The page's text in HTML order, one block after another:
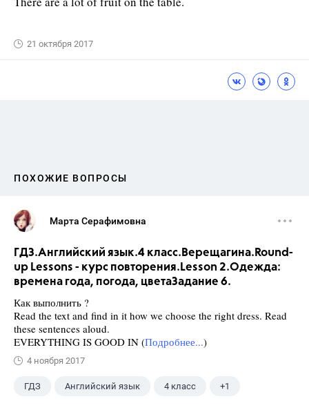
21 октября 2017
ПОХОЖИЕ ВОПРОСЫ
Марта Серафимовна
ГДЗ.Английский язык.4 класс.Верещагина.Round-
up Lessons - курс повторения.Lesson 2.Одежда:
времена года, погода, цветаЗадание 6.
Как выполнить ?
Read the text and find in it how we choose the right dress. Read
these sentences aloud.
EVERYTHING IS GOOD IN (Подробнее...)
4 ноября 2017
ГДЗ Английский язык 4 класс +1